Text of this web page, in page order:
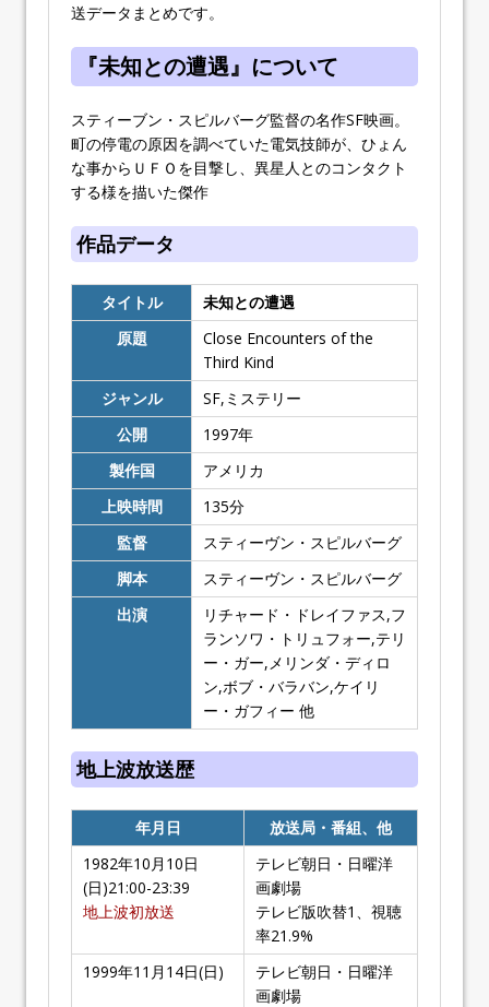
送データまとめです。
『未知との遭遇』について
スティーブン・スピルバーグ監督の名作SF映画。
町の停電の原因を調べていた電気技師が、ひょん
な事からＵＦＯを目撃し、異星人とのコンタクト
する様を描いた傑作
作品データ
タイトル
未知との遭遇
原題
Close Encounters of the
Third Kind
ジャンル
SF,ミステリー
公開
1997年
製作国
アメリカ
上映時間
135分
監督
スティーヴン・スピルバーグ
脚本
スティーヴン・スピルバーグ
出演
リチャード・ドレイファス,フ
ランソワ・トリュフォー,テリ
ー・ガー,メリンダ・ディロ
ン,ボブ・バラバン,ケイリ
ー・ガフィー 他
地上波放送歴
年月日
放送局・番組、他
1982年10月10日
(日)21:00-23:39
地上波初放送
テレビ朝日・日曜洋
画劇場
テレビ版吹替1、視聴
率21.9%
1999年11月14日(日)
テレビ朝日・日曜洋
画劇場